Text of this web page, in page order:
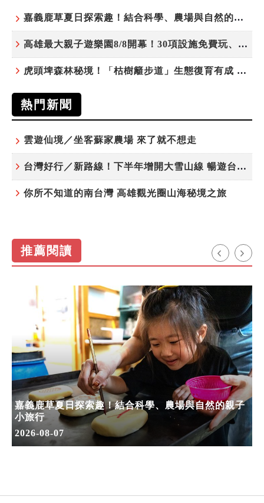
嘉義鹿草夏日探索趣！結合科學、農場與自然的親子小旅行
高雄最大親子遊樂園8/8開幕！30項設施免費玩、YOYO家族嗨翻暑假
虎頭埤森林秘境！「枯樹籬步道」生態復育有成 走進大自然生命教室
熱門新聞
雲遊仙境／坐客蘇家農場 來了就不想走
台灣好行／新路線！下半年增開大雪山線 暢遊台中更便利
你所不知道的南台灣 高雄觀光圈山海秘境之旅
推薦閱讀
嘉義鹿草夏日探索趣！結合科學、農場與自然的親子
小旅行
2026-08-07